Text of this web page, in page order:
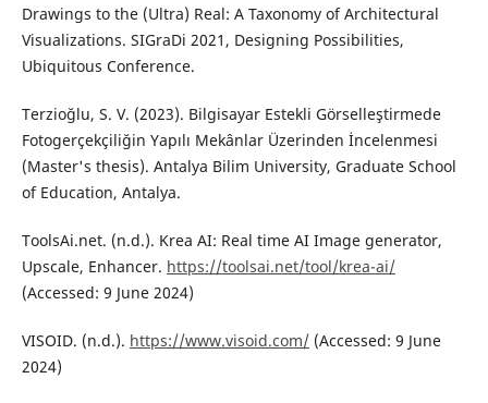
Drawings to the (Ultra) Real: A Taxonomy of Architectural
Visualizations. SIGraDi 2021, Designing Possibilities,
Ubiquitous Conference.
Terzioğlu, S. V. (2023). Bilgisayar Estekli Görselleştirmede
Fotogerçekçiliğin Yapılı Mekânlar Üzerinden İncelenmesi
(Master's thesis). Antalya Bilim University, Graduate School
of Education, Antalya.
ToolsAi.net. (n.d.). Krea AI: Real time AI Image generator,
Upscale, Enhancer. https://toolsai.net/tool/krea-ai/
(Accessed: 9 June 2024)
VISOID. (n.d.). https://www.visoid.com/(Accessed: 9 June
2024)